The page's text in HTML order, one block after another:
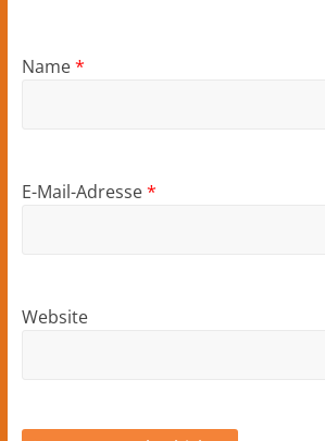
Name*
E-Mail-Adresse*
Website